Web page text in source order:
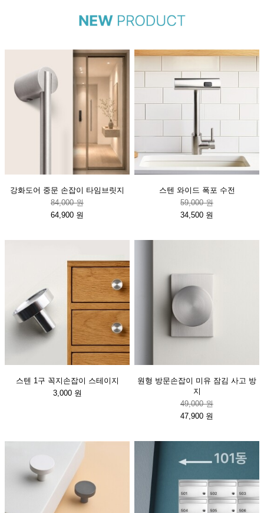
강화도어 중문 손잡이 타임브릿지
84,000 원
64,900 원
스텐 와이드 폭포 수전
59,000 원
34,500 원
스텐 1구 꼭지손잡이 스테이지
3,000 원
원형 방문손잡이 미유 잠김 사고 방
지
49,000 원
47,900 원